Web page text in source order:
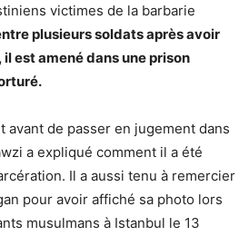
victimes de la barbarie
plusieurs soldats après avoir
est amené dans une prison
avant de passer en jugement dans
a expliqué comment il a été
Il a aussi tenu à remercier
pour avoir affiché sa photo lors
musulmans à Istanbul le 13